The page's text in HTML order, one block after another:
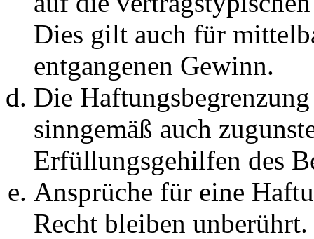
Dies gilt auch für
entgangenen Gewinn.
Die
sinngemäß auch
Erfüllungsgehilfen des
Ansprüche für eine
Recht bleiben unberührt.